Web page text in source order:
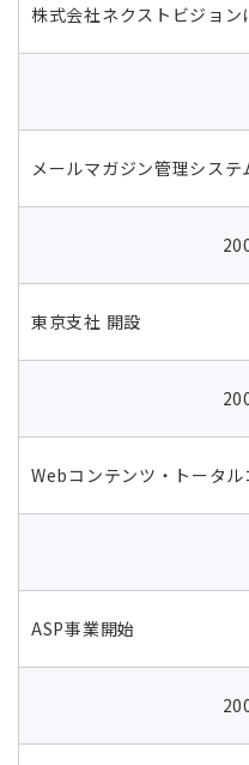
株式会社ネクストビジョン
メールマガジン管理シス
東京支社 開設
Webコンテンツ・トータ
ASP事業開始